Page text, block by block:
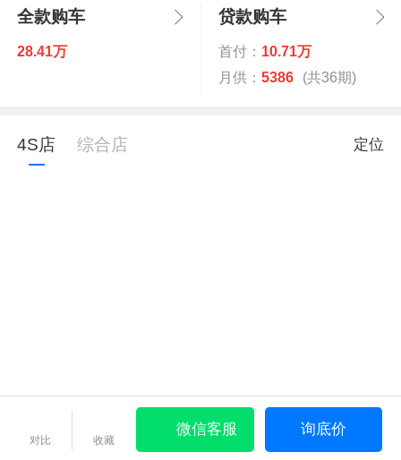
全款购车
28.41万
贷款购车
首付： 10.71万
月供： 5386 (共36期)
4S店 综合店 定位
对比 收藏
微信客服 询底价